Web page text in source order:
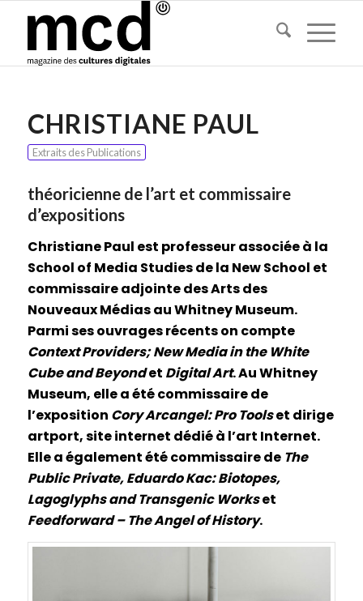
CHRISTIANE PAUL
Extraits des Publications
théoricienne de l’art et commissaire
d’expositions
Christiane Paul est professeur associée à la
School of Media Studies de la New School et
commissaire adjointe des Arts des
Nouveaux Médias au Whitney Museum.
Parmi ses ouvrages récents on compte
Context Providers; New Media in the White
Cube and Beyondet Digital Art. Au Whitney
Museum, elle a été commissaire de
l’exposition Cory Arcangel: Pro Toolset dirige
artport, site internet dédié à l’art Internet.
Elle a également été commissaire de The
Public Private, Eduardo Kac: Biotopes,
Lagoglyphs and Transgenic Workset
Feedforward – The Angel of History.